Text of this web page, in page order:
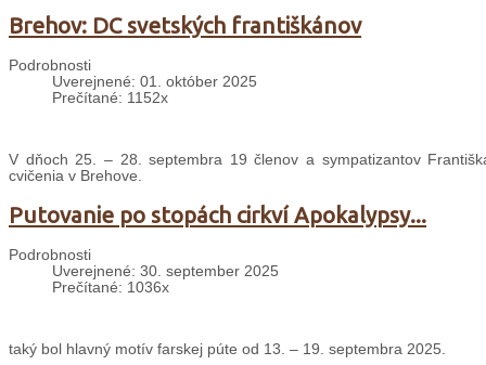
Brehov: DC svetských františkánov
Podrobnosti
Uverejnené: 01. október 2025
Prečítané: 1152x
V dňoch 25. – 28. septembra 19 členov a sympatizantov
cvičenia v Brehove.
Putovanie po stopách cirkví Apokalypsy...
Podrobnosti
Uverejnené: 30. september 2025
Prečítané: 1036x
taký bol hlavný motív farskej púte od 13. – 19. septembra 2025.